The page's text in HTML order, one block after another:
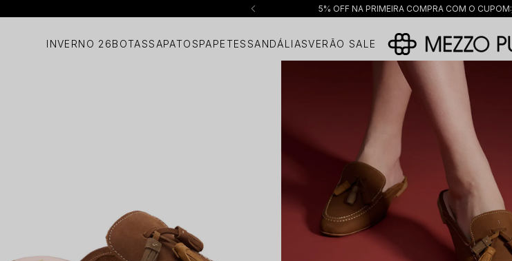
5% OFF NA PRIMEIRA COMPRA COM O CUPOM:
INVERNO 26BOTASSAPATOSPAPETESSANDÁLIASVERÃO SALE